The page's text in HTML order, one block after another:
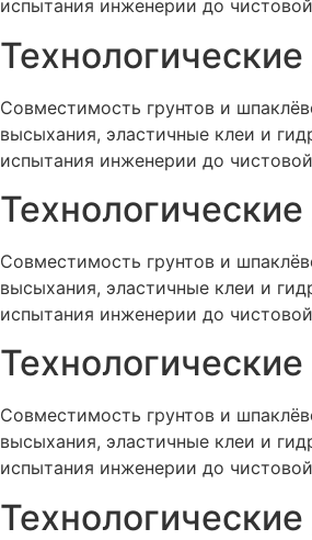
испытания инженерии до
Технологические
Совместимость грунтов и
высыхания, эластичные клеи и
испытания инженерии до
Технологические
Совместимость грунтов и
высыхания, эластичные клеи и
испытания инженерии до
Технологические
Совместимость грунтов и
высыхания, эластичные клеи и
испытания инженерии до
Технологические